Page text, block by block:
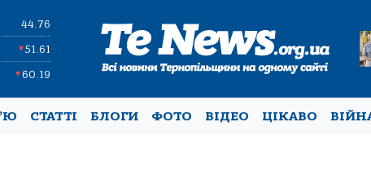
44.76
▼51.61
▼60.19
СТАТТІ БЛОГИ ФОТО ВІДЕО ЦІКАВО